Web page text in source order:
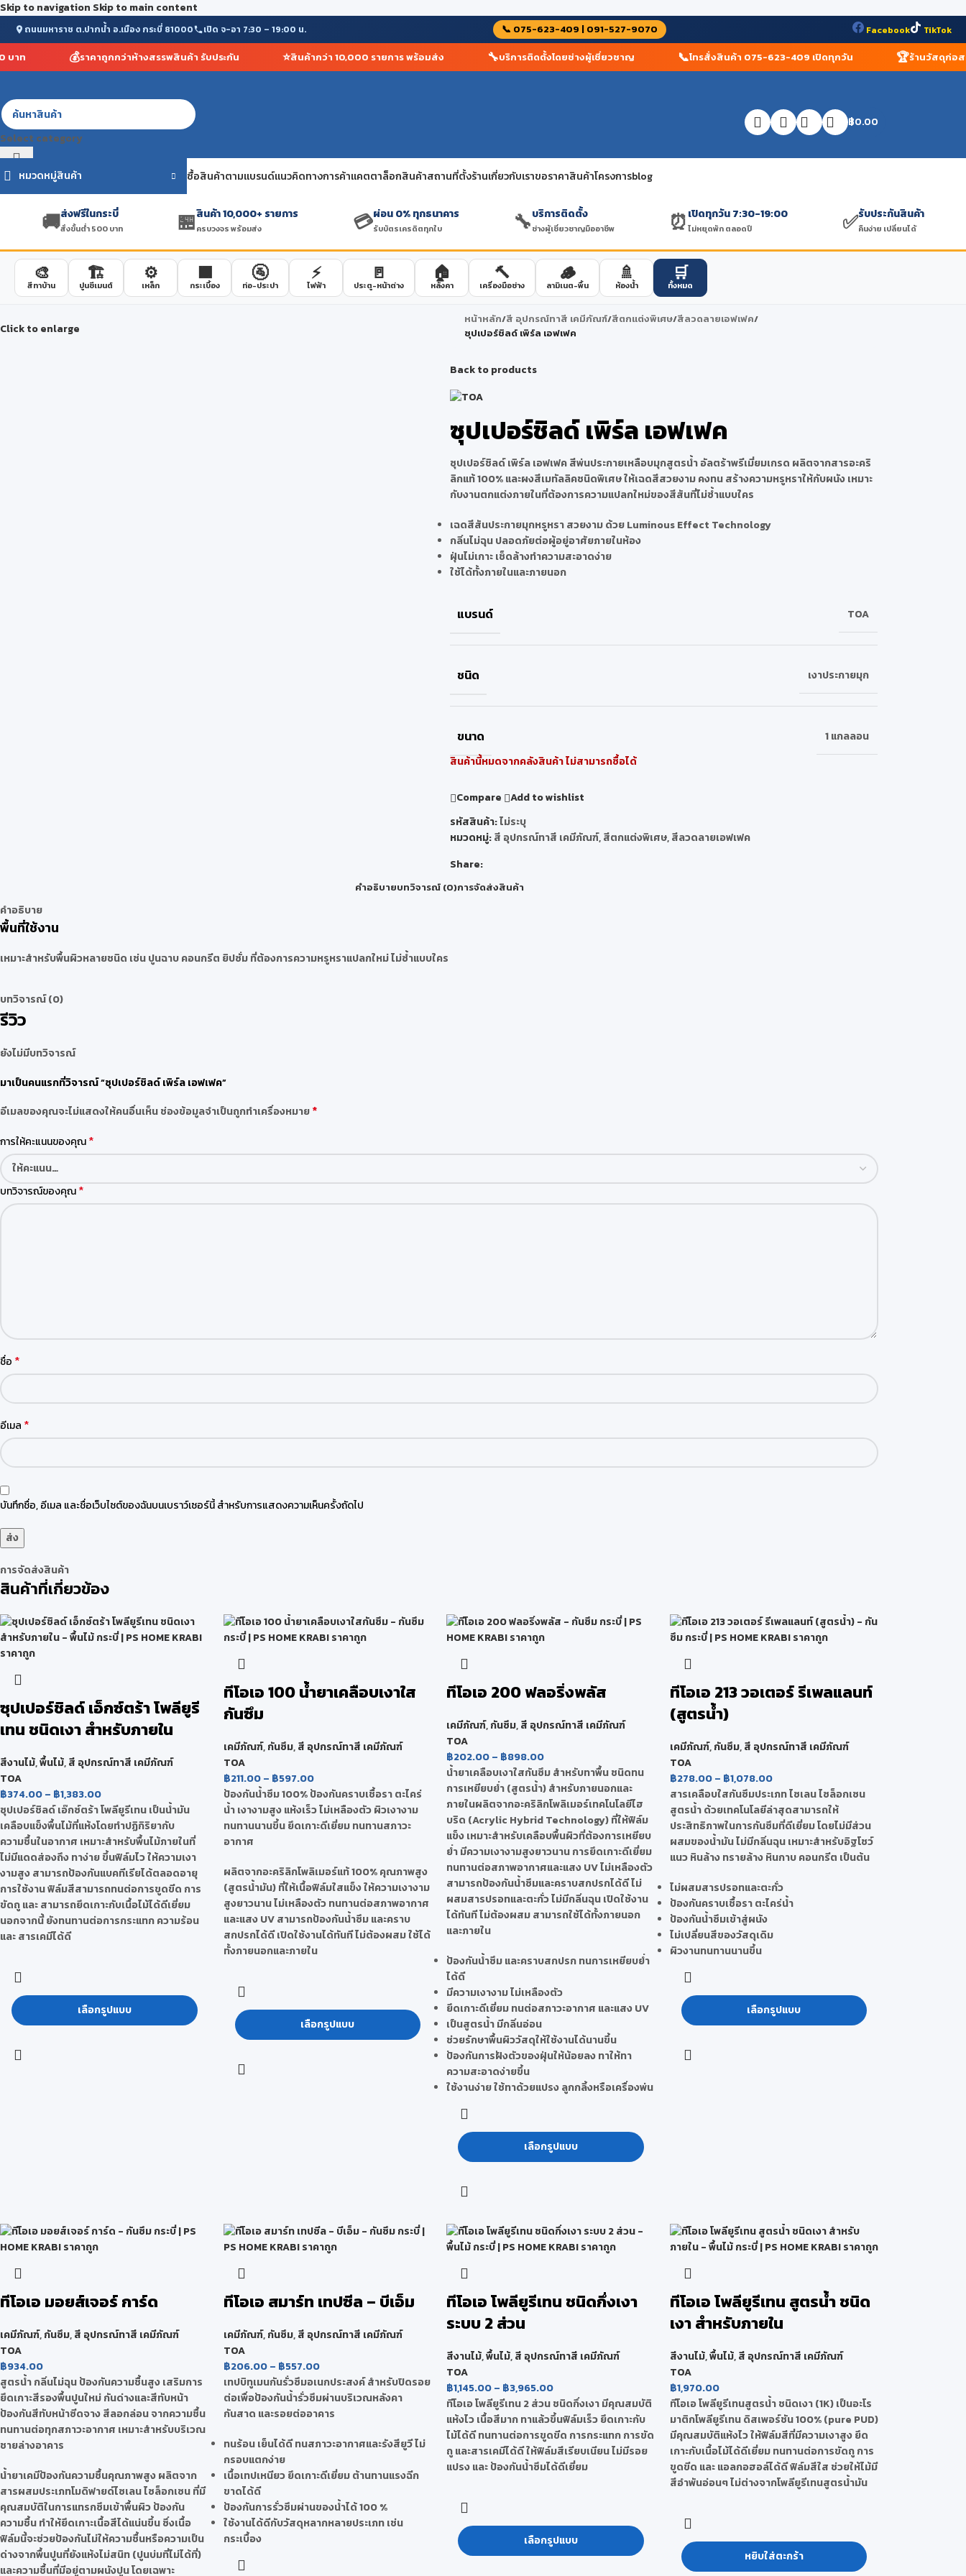
Skip to navigation Skip to main content
ถนนมหาราช ต.ปากน้ำ อ.เมือง กระบี่ 81000 เปิด จ-อา 7:30 – 19:00 น. 📞 075-623-409 | 091-527-9070 Facebook TikTok
ท ราคาถูกกว่าห้างสรรพสินค้า รับประกัน สินค้ากว่า 10,000 รายการ พร้อมส่ง บริการติดตั้งโดยช่างผู้เชี่ยวชาญ โทรสั่งสินค้า 075-623-409 เปิดทุกวัน ร้านวัสดุก่อสร้า
Select category
฿0.00
หมวดหมู่สินค้า ซื้อสินค้าตามแบรนด์แนวคิดทางการค้าแคตตาล็อกสินค้าสถานที่ตั้งร้านเกี่ยวกับเราขอราคาสินค้าโครงการblog
🚚ส่งฟรีในกระบี่
สั่งขั้นต่ำ 500 บาท 🏪สินค้า 10,000+ รายการ
ครบวงจร พร้อมส่ง 💳ผ่อน 0% ทุกธนาคาร
รับบัตรเครดิตทุกใบ 🔧บริการติดตั้ง
ช่างผู้เชี่ยวชาญมืออาชีพ ⏰เปิดทุกวัน 7:30-19:00
ไม่หยุดพัก ตลอดปี ✅รับประกันสินค้า
คืนง่าย เปลี่ยนได้
🎨
สีทาบ้าน
🏗️
ปูนซีเมนต์
⚙️
เหล็ก
🟫
กระเบื้อง
🚰
ท่อ-ประปา
⚡
ไฟฟ้า
🚪
ประตู-หน้าต่าง
🏠
หลังคา
🔨
เครื่องมือช่าง
🪵
ลามิเนต-พื้น
🚿
ห้องน้ำ
🛒
ทั้งหมด
Click to enlarge
หน้าหลัก/สี อุปกรณ์ทาสี เคมีภัณฑ์/สีตกแต่งพิเศษ/สีลวดลายเอฟเฟค/
ซุปเปอร์ชิลด์ เพิร์ล เอฟเฟค
Back to products
ซุปเปอร์ชิลด์ เพิร์ล เอฟเฟค
ซุปเปอร์ชิลด์ เพิร์ล เอฟเฟค สีพ่นประกายเหลือบมุกสูตรน้ำ อัลตร้าพรีเมี่ยมเกรด ผลิตจากสารอะคริ
ลิกแท้ 100% และผงสีเมทัลลิคชนิดพิเศษ ให้เฉดสีสวยงาม คงทน สร้างความหรูหราให้กับผนัง เหมาะ
กับงานตกแต่งภายในที่ต้องการความแปลกใหม่ของสีสันที่ไม่ซ้ำแบบใคร
เฉดสีสันประกายมุกหรูหรา สวยงาม ด้วย Luminous Effect Technology
กลิ่นไม่ฉุน ปลอดภัยต่อผู้อยู่อาศัยภายในห้อง
ฝุ่นไม่เกาะ เช็ดล้างทำความสะอาดง่าย
ใช้ได้ทั้งภายในและภายนอก
แบรนด์ TOA
ชนิด เงาประกายมุก
ขนาด
1 แกลลอน
สินค้านี้หมดจากคลังสินค้า ไม่สามารถซื้อได้
Compare
Add to wishlist
รหัสสินค้า:ไม่ระบุ
หมวดหมู่:สี อุปกรณ์ทาสี เคมีภัณฑ์,สีตกแต่งพิเศษ,สีลวดลายเอฟเฟค
Share:
คำอธิบายบทวิจารณ์ (0)การจัดส่งสินค้า
คำอธิบาย
พื้นที่ใช้งาน
เหมาะสำหรับพื้นผิวหลายชนิด เช่น ปูนฉาบ คอนกรีต ยิปซั่ม ที่ต้องการความหรูหราแปลกใหม่ ไม่ซ้ำแบบใคร
บทวิจารณ์ (0)
รีวิว
ยังไม่มีบทวิจารณ์
มาเป็นคนแรกที่วิจารณ์ “ซุปเปอร์ชิลด์ เพิร์ล เอฟเฟค”
อีเมลของคุณจะไม่แสดงให้คนอื่นเห็นช่องข้อมูลจำเป็นถูกทำเครื่องหมาย*
การให้คะแนนของคุณ*
บทวิจารณ์ของคุณ*
ชื่อ *
อีเมล *
บันทึกชื่อ, อีเมล และชื่อเว็บไซต์ของฉันบนเบราว์เซอร์นี้ สำหรับการแสดงความเห็นครั้งถัดไป
การจัดส่งสินค้า
สินค้าที่เกี่ยวข้อง
ซุปเปอร์ชิลด์ เอ็กซ์ตร้า โพลียูรี
เทน ชนิดเงา สำหรับภายใน
สีงานไม้,พื้นไม้,สี อุปกรณ์ทาสี เคมีภัณฑ์
TOA
฿374.00– ฿1,383.00
ซุปเปอร์ชิลด์ เอ๊กซ์ตร้า โพลียูรีเทน เป็นน้ำมัน
เคลือบแข็งพื้นไม้ที่แห้งโดยทำปฏิกิริยากับ
ความชื้นในอากาศ เหมาะสำหรับพื้นไม้ภายในที่
ไม่มีแดดส่องถึง ทาง่าย ขึ้นฟิล์มไว ให้ความเงา
งามสูง สามารถป้องกันแบคทีเรียได้ตลอดอายุ
การใช้งาน ฟิล์มสีสามารถทนต่อการขูดขีด การ
ขัดถู และ สามารถยึดเกาะกับเนื้อไม้ได้ดีเยี่ยม
นอกจากนี้ ยังทนทานต่อการกระแทก ความร้อน
และ สารเคมีได้ดี
เลือกรูปแบบ
ทีโอเอ 100 น้ำยาเคลือบเงาใส
กันซึม
เคมีภัณฑ์, กันซึม, สี อุปกรณ์ทาสี เคมีภัณฑ์
TOA
฿211.00 – ฿597.00
ป้องกันน้ำซึม 100% ป้องกันคราบเชื้อรา ตะไคร่
น้ำ เงางามสูง แห้งเร็ว ไม่เหลืองตัว ผิวเงางาม
ทนทานนานขึ้น ยึดเกาะดีเยี่ยม ทนทานสภาวะ
อากาศ
ผลิตจากอะคริลิกโพลิเมอร์แท้ 100% คุณภาพสูง
(สูตรน้ำมัน) ที่ให้เนื้อฟิล์มใสแข็ง ให้ความเงางาม
สูงยาวนาน ไม่เหลืองตัว ทนทานต่อสภาพอากาศ
และแสง UV สามารถป้องกันน้ำซึม และคราบ
สกปรกได้ดี เปิดใช้งานได้ทันที ไม่ต้องผสม ใช้ได้
ทั้งภายนอกและภายใน
เลือกรูปแบบ
ทีโอเอ 200 ฟลอริ่งพลัส
เคมีภัณฑ์,กันซึม,สี อุปกรณ์ทาสี เคมีภัณฑ์
TOA
฿202.00– ฿898.00
น้ำยาเคลือบเงาใสกันซึม สำหรับทาพื้น ชนิดทน
การเหยียบย่ำ (สูตรน้ำ) สำหรับภายนอกและ
ภายในผลิตจากอะคริลิกโพลิเมอร์เทคโนโลยีไฮ
บริด (Acrylic Hybrid Technology) ที่ให้ฟิล์ม
แข็ง เหมาะสำหรับเคลือบพื้นผิวที่ต้องการเหยียบ
ย่ำ มีความเงางามสูงยาวนาน การยึดเกาะดีเยี่ยม
ทนทานต่อสภาพอากาศและแสง UV ไม่เหลืองตัว
สามารถป้องกันน้ำซึมและคราบสกปรกได้ดี ไม่
ผสมสารปรอทและตะกั่ว ไม่มีกลิ่นฉุน เปิดใช้งาน
ได้ทันที ไม่ต้องผสม สามารถใช้ได้ทั้งภายนอก
และภายใน
ป้องกันน้ำซึม และคราบสกปรก ทนการเหยียบย่ำ
ได้ดี
มีความเงางาม ไม่เหลืองตัว
ยึดเกาะดีเยี่ยม ทนต่อสภาวะอากาศ และแสง UV
เป็นสูตรน้ำ มีกลิ่นอ่อน
ช่วยรักษาพื้นผิววัสดุให้ใช้งานได้นานขึ้น
ป้องกันการฝังตัวของฝุ่นให้น้อยลง ทาให้ทา
ความสะอาดง่ายขึ้น
ใช้งานง่าย ใช้ทาด้วยแปรง ลูกกลิ้งหรือเครื่องพ่น
เลือกรูปแบบ
ทีโอเอ 213 วอเตอร์ รีเพลแลนท์
(สูตรน้ำ)
เคมีภัณฑ์, กันซึม, สี อุปกรณ์ทาสี เคมีภัณฑ์
TOA
฿278.00 – ฿1,078.00
สารเคลือบใสกันซึมประเภท ไซเลน ไซล็อกเซน
สูตรน้ำ ด้วยเทคโนโลยีล่าสุดสามารถให้
ประสิทธิภาพในการกันซึมที่ดีเยี่ยม โดยไม่มีส่วน
ผสมของน้ำมัน ไม่มีกลิ่นฉุน เหมาะสำหรับอิฐโชว์
แนว หินล้าง ทรายล้าง หินกาบ คอนกรีต เป็นต้น
ไม่ผสมสารปรอทและตะกั่ว
ป้องกันคราบเชื้อรา ตะไคร่น้ำ
ป้องกันน้ำซึมเข้าสู่ผนัง
ไม่เปลี่ยนสีของวัสดุเดิม
ผิวงานทนทานนานขึ้น
เลือกรูปแบบ
ทีโอเอ มอยส์เจอร์ การ์ด
เคมีภัณฑ์,กันซึม,สี อุปกรณ์ทาสี เคมีภัณฑ์
TOA
฿934.00
สูตรน้ำ กลิ่นไม่ฉุน ป้องกันความชื้นสูง เสริมการ
ยึดเกาะสีรองพื้นปูนใหม่ กันด่างและสีทับหน้า
ป้องกันสีทับหน้าซีดจาง สีลอกล่อน จากความชื้น
ทนทานต่อทุกสภาวะอากาศ เหมาะสำหรับบริเวณ
ชายล่างอาคาร
น้ำยาเคมีป้องกันความชื้นคุณภาพสูง ผลิตจาก
สารผสมประเภทโมดิฟายด์ไซเลน ไซล็อกเซน ที่มี
คุณสมบัติในการแทรกซึมเข้าพื้นผิว ป้องกัน
ความชื้น ทำให้ยึดเกาะเนื้อสีได้แน่นขึ้น ซึ่งเนื้อ
ฟิล์มนี้จะช่วยป้องกันไม่ให้ความชื้นหรือความเป็น
ด่างจากพื้นปูนที่ยังแห้งไม่สนิท (ปูนบ่มที่ไม่ได้ที่)
และความชื้นที่มีอยู่ตามผนังปูน โดยเฉพาะ
ทีโอเอ สมาร์ท เทปซีล – บีเอ็ม
เคมีภัณฑ์, กันซึม, สี อุปกรณ์ทาสี เคมีภัณฑ์
TOA
฿206.00 – ฿557.00
เทปบิทูเมนกันรั่วซึมอเนกประสงค์ สำหรับปิดรอย
ต่อเพื่อป้องกันน้ำรั่วซึมผ่านบริเวณหลังคา
กันสาด และรอยต่ออาคาร
ทนร้อน เย็นได้ดี ทนสภาวะอากาศและรังสียูวี ไม่
กรอบแตกง่าย
เนื้อเทปเหนียว ยึดเกาะดีเยี่ยม ต้านทานแรงฉีก
ขาดได้ดี
ป้องกันการรั่วซึมผ่านของน้ำได้ 100 %
ใช้งานได้ดีกับวัสดุหลากหลายประเภท เช่น
กระเบื้อง
ทีโอเอ โพลียูรีเทน ชนิดกึ่งเงา
ระบบ 2 ส่วน
สีงานไม้,พื้นไม้,สี อุปกรณ์ทาสี เคมีภัณฑ์
TOA
฿1,145.00– ฿3,965.00
ทีโอเอ โพลียูรีเทน 2 ส่วน ชนิดกึ่งเงา มีคุณสมบัติ
แห้งไว เนื้อสีมาก ทาแล้วขึ้นฟิล์มเร็ว ยึดเกาะกับ
ไม้ได้ดี ทนทานต่อการขูดขีด การกระแทก การขัด
ถู และสารเคมีได้ดี ให้ฟิล์มสีเรียบเนียน ไม่มีรอย
แปรง และ ป้องกันน้ำซึมได้ดีเยี่ยม
เลือกรูปแบบ
ทีโอเอ โพลียูรีเทน สูตรน้ำ ชนิด
เงา สำหรับภายใน
สีงานไม้,พื้นไม้, สี อุปกรณ์ทาสี เคมีภัณฑ์
TOA
฿1,970.00
ทีโอเอ โพลียูรีเทนสูตรน้ำ ชนิดเงา (1K) เป็นอะโร
มาติกโพลียูรีเทน ดิสเพอร์ชัน 100% (pure PUD)
มีคุณสมบัติแห้งไว ให้ฟิล์มสีที่มีความเงาสูง ยึด
เกาะกับเนื้อไม้ได้ดีเยี่ยม ทนทานต่อการขัดถู การ
ขูดขีด และ แอลกอฮอล์ได้ดี ฟิล์มสีใส ช่วยให้ไม้มี
สีอำพันอ่อนๆ ไม่ต่างจากโพลียูรีเทนสูตรน้ำมัน
หยิบใส่ตะกร้า